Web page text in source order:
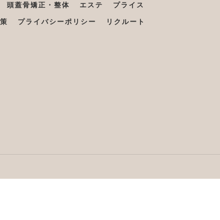
頭蓋骨矯正・整体 エステ プライス
プライバシーポリシー リクルート